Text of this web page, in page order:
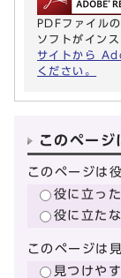
PDFファイル
ソフトがイン
サイトから
ください。
このページ
このページは
役に立った
役に立た
このページは
見つけや